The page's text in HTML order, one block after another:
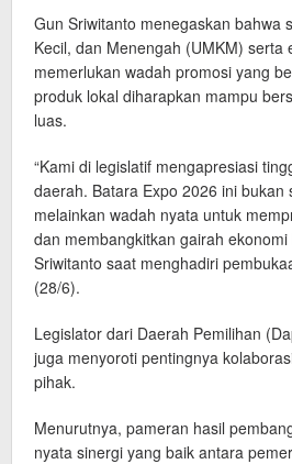
Gun Sriwitanto menegaskan bahwa
Kecil, dan Menengah (UMKM) serta
memerlukan wadah promosi yang
produk lokal diharapkan mampu
luas.
“Kami di legislatif mengapresiasi
daerah. Batara Expo 2026 ini bukan
melainkan wadah nyata untuk
dan membangkitkan gairah ekonomi
Sriwitanto saat menghadiri
(28/6).
Legislator dari Daerah Pemilihan
juga menyoroti pentingnya
pihak.
Menurutnya, pameran hasil
nyata sinergi yang baik antara